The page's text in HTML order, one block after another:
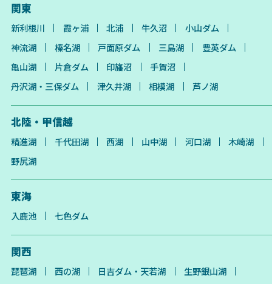
関東
新利根川 霞ヶ浦 北浦 牛久沼
小山ダム
神流湖
榛名湖 戸面原ダム 三島湖
豊英ダム
亀山湖
片倉ダム 印旛沼
手賀沼
丹沢湖・三保ダム
津久井湖 相模湖 芦ノ湖
北陸・甲信越
精進湖 千代田湖 西湖 山中湖 河口湖
木崎湖
野尻湖
東海
入鹿池 七色ダム
関西
琵琶湖 西の湖 日吉ダム・天若湖
生野銀山湖